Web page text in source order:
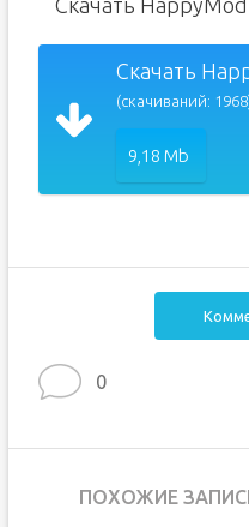
Скачать
Скачать
(скачиваний:
9,18 Mb
0
ПОХОЖИЕ